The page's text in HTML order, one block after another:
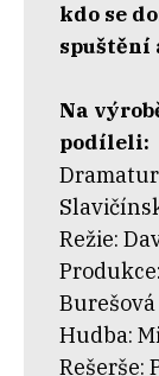
kdo se
spuštění
Na
podíleli:
Režie:
Burešová
Hudba:
Rešerše: